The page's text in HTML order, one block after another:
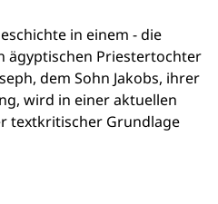
in einem - die
ägyptischen Priestertochter
dem Sohn Jakobs, ihrer
wird in einer aktuellen
textkritischer Grundlage